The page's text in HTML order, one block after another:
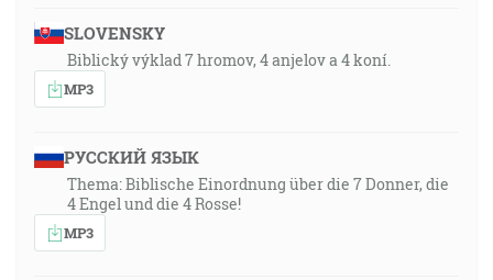
SLOVENSKY
Biblický výklad 7 hromov, 4 anjelov a 4 koní.
MP3
РУССКИЙ ЯЗЫК
Thema: Biblische Einordnung über die 7 Donner, die
4 Engel und die 4 Rosse!
MP3